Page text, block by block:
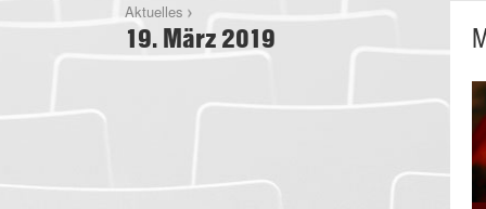
Aktuelles
19. März 2019